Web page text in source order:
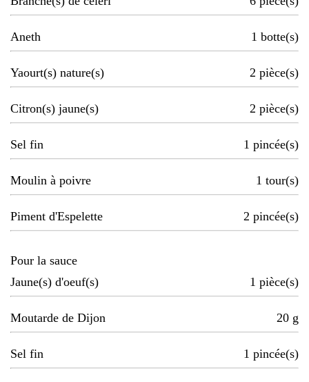
Aneth 1 botte(s)
Yaourt(s) nature(s) 2 pièce(s)
Citron(s) jaune(s) 2 pièce(s)
Sel fin 1 pincée(s)
Moulin à poivre 1 tour(s)
Piment d'Espelette 2 pincée(s)
Pour la sauce
Jaune(s) d'oeuf(s)
1 pièce(s)
Moutarde de Dijon 20 g
Sel fin 1 pincée(s)